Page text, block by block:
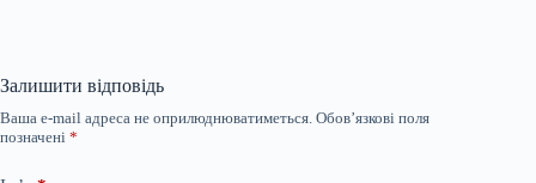
Залишити відповідь
Ваша e-mail адреса не оприлюднюватиметься. Обов’язкові поля
позначені *